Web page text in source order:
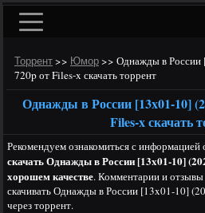
Торрент >> Юмор >> Однажды в
720p от Files-x скачать торрент
Однажды в России [13x01-10]
Files-x скачать
Рекомендуем ознакомиться с информацией
скачать Однажды в России [13x01-10]
хорошем качестве. Комментарии и
скачивать Однажды в России [13x01-10]
через торрент.